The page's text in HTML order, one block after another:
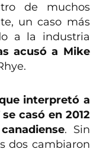
de muchos
un caso más
a la industria
acusó a Mike
interpretó a
se casó en 2012
. Sin
dos cambiaron